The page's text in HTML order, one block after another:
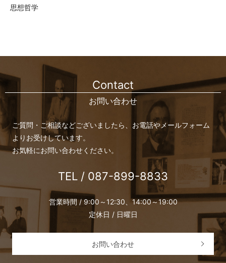
思想哲学
Contact
お問い合わせ
ご質問・ご相談などございましたら、お電話やメールフォーム
よりお受けしています。
お気軽にお問い合わせください。
TEL / 087-899-8833
営業時間 / 9:00～12:30、14:00～19:00
定休日 / 日曜日
お問い合わせ